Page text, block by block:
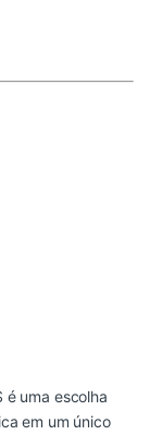
é uma escolha
em um único